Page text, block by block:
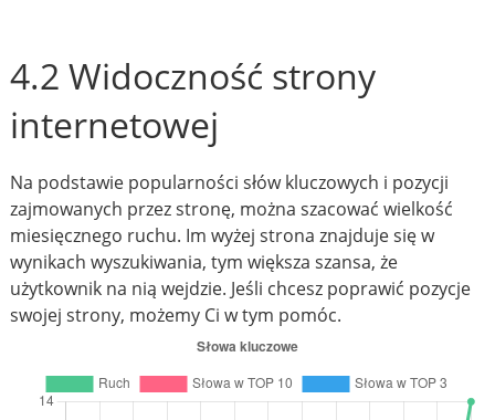
4.2 Widoczność strony
internetowej
Na podstawie popularności słów kluczowych i pozycji
zajmowanych przez stronę, można szacować wielkość
miesięcznego ruchu. Im wyżej strona znajduje się w
wynikach wyszukiwania, tym większa szansa, że
użytkownik na nią wejdzie. Jeśli chcesz poprawić pozycje
swojej strony, możemy Ci w tym pomóc.